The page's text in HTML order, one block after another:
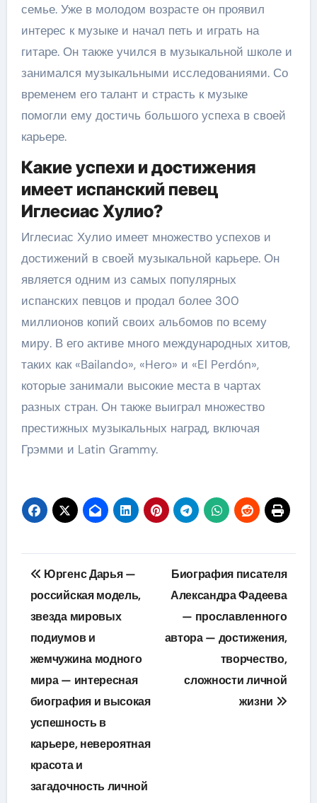
семье. Уже в молодом возрасте он проявил
интерес к музыке и начал петь и играть на
гитаре. Он также учился в музыкальной школе и
занимался музыкальными исследованиями. Со
временем его талант и страсть к музыке
помогли ему достичь большого успеха в своей
карьере.
Какие успехи и достижения
имеет испанский певец
Иглесиас Хулио?
Иглесиас Хулио имеет множество успехов и
достижений в своей музыкальной карьере. Он
является одним из самых популярных
испанских певцов и продал более 300
миллионов копий своих альбомов по всему
миру. В его активе много международных хитов,
таких как «Bailando», «Hero» и «El Perdón»,
которые занимали высокие места в чартах
разных стран. Он также выиграл множество
престижных музыкальных наград, включая
Грэмми и Latin Grammy.
Навигация
по
записям
Юргенс Дарья —
российская модель,
звезда мировых
подиумов и
жемчужина модного
мира — интересная
биография и высокая
успешность в
карьере, невероятная
красота и
загадочность личной
Биография писателя
Александра Фадеева
— прославленного
автора — достижения,
творчество,
сложности личной
жизни